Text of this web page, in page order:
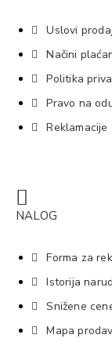
Uslovi
Načini
Politika
Pravo na
Reklamacije
NALOG
Forma za
Istorija
Snižene
Mapa